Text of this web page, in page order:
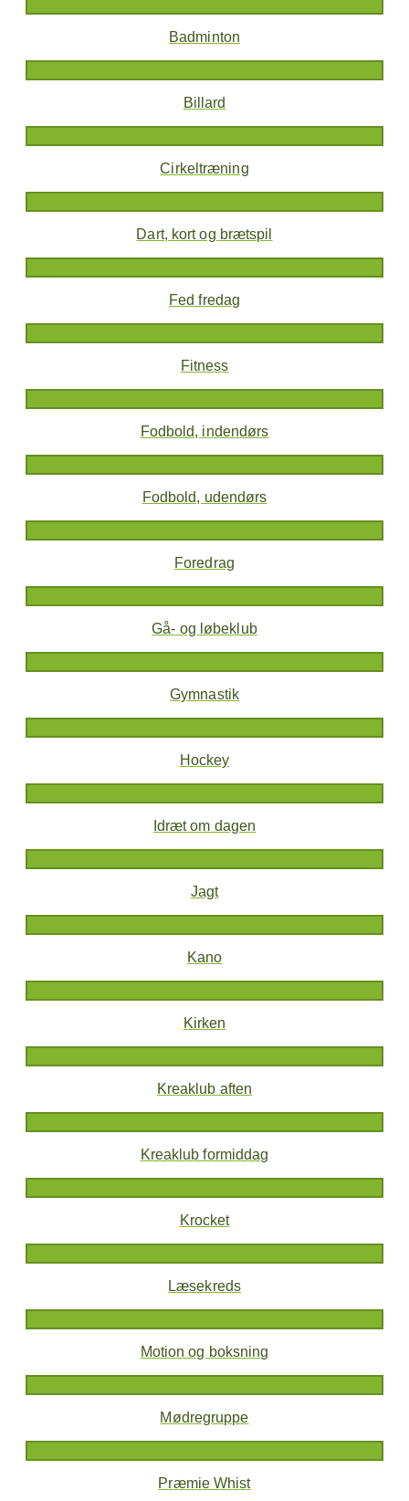
Badminton
Billard
Cirkeltræning
Dart, kort og brætspil
Fed fredag
Fitness
Fodbold, indendørs
Fodbold, udendørs
Foredrag
Gå- og løbeklub
Gymnastik
Hockey
Idræt om dagen
Jagt
Kano
Kirken
Kreaklub aften
Kreaklub formiddag
Krocket
Læsekreds
Motion og boksning
Mødregruppe
Præmie Whist